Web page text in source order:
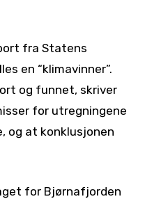
fra Statens
en “klimavinner”.
og funnet, skriver
for utregningene
og at konklusjonen
for Bjørnafjorden